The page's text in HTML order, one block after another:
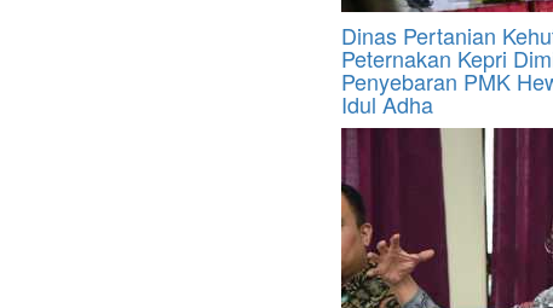
Dinas Pertanian
Peternakan Kepri
Penyebaran PMK
Idul Adha